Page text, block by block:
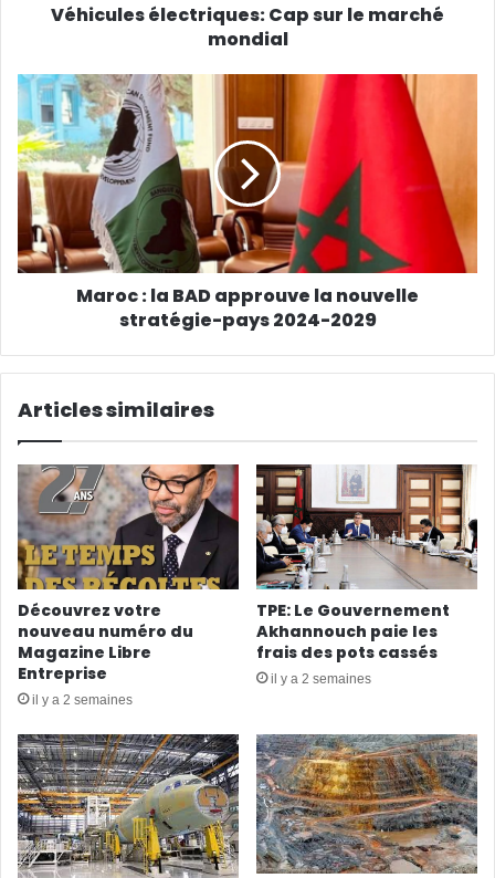
Véhicules électriques: Cap sur le marché
mondial
Maroc : la BAD approuve la nouvelle
stratégie-pays 2024-2029
Articles similaires
Découvrez votre
nouveau numéro du
Magazine Libre
Entreprise
il y a 2 semaines
TPE: Le Gouvernement
Akhannouch paie les
frais des pots cassés
il y a 2 semaines